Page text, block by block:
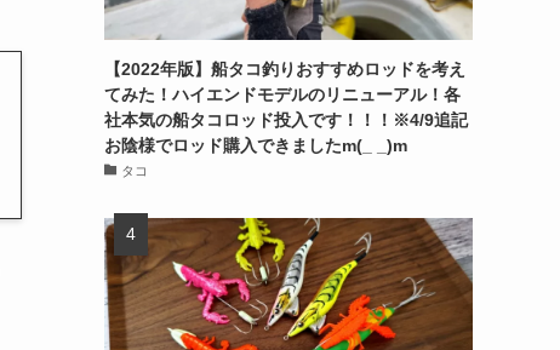
【2022年版】船タコ釣りおすすめロッドを考え
てみた！ハイエンドモデルのリニューアル！各
社本気の船タコロッド投入です！！！※4/9追記
お陰様でロッド購入できましたm(_ _)m
タコ